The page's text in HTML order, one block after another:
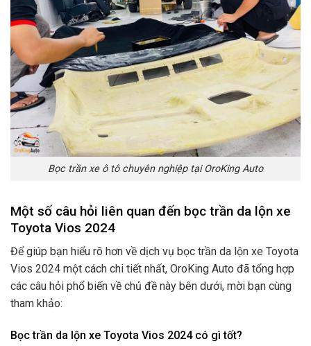
Bọc trần xe ô tô chuyên nghiệp tại OroKing Auto
Một số câu hỏi liên quan đến bọc trần da lộn xe
Toyota Vios 2024
Để giúp bạn hiểu rõ hơn về dịch vụ bọc trần da lộn xe Toyota
Vios 2024 một cách chi tiết nhất, OroKing Auto đã tổng hợp
các câu hỏi phổ biến về chủ đề này bên dưới, mời bạn cùng
tham khảo:
Bọc trần da lộn xe Toyota Vios 2024 có gì tốt?